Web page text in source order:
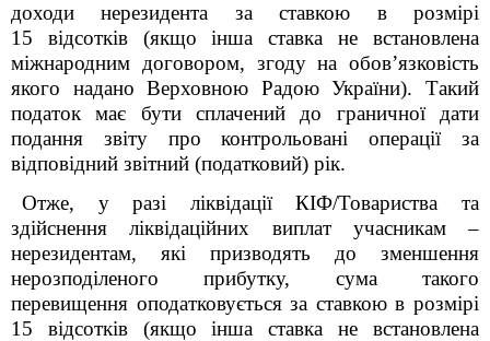
доходи нерезидента за ставкою в розмірі
15 відсотків (якщо інша ставка не встановлена
міжнародним договором, згоду на обов’язковість
якого надано Верховною Радою України). Такий
податок має бути сплачений до граничної дати
подання звіту про контрольовані операції за
відповідний звітний (податковий) рік.
Отже, у разі ліквідації КІФ/Товариства та
здійснення ліквідаційних виплат учасникам –
нерезидентам, які призводять до зменшення
нерозподіленого прибутку, сума такого
перевищення оподатковується за ставкою в розмірі
15 відсотків (якщо інша ставка не встановлена